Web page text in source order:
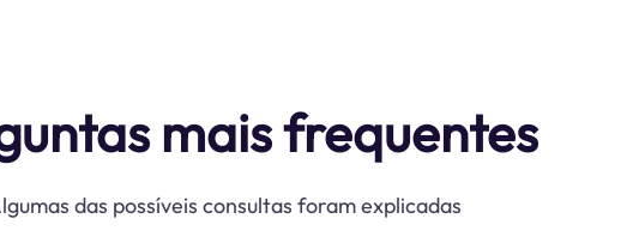
mais frequentes
das possíveis consultas foram explicadas